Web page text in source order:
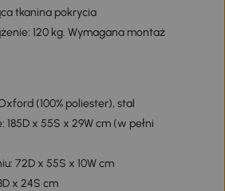
tkanina pokrycia
120 kg. Wymagana montaż
(100% poliester), stal
x 55S x 29W cm (w pełni
72D x 55S x 10W cm
x 24S cm